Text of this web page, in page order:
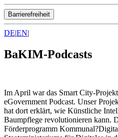
Barrierefreiheit
DE|EN|
BaKIM-Podcasts
Im April war das Smart City-
eGovernment Podcast. Unser
hat dort erklärt, wie Künstliche
Baumpflege revolutionieren kann.
Förderprogramm